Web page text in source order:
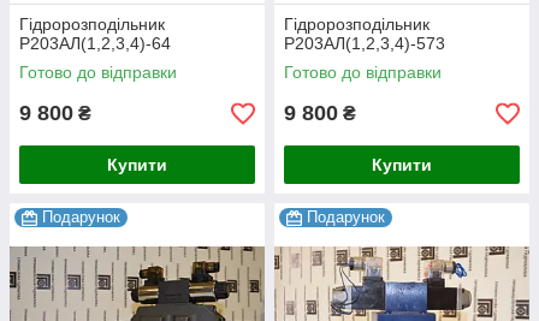
Гідророзподільник
Р203АЛ(1,2,3,4)-64
Готово до відправки
9 800 ₴
Купити
Гідророзподільник
Р203АЛ(1,2,3,4)-573
Готово до відправки
9 800 ₴
Купити
Подарунок Подарунок